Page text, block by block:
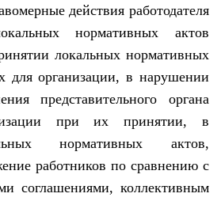
действия работодателя
нормативных актов
локальных нормативных
для организации, в нарушении
представительного органа
при их принятии, в
нормативных актов,
работников по сравнению с
соглашениями, коллективным